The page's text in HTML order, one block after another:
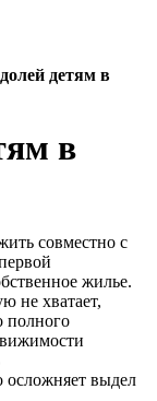
детям в
в
совместно с
жилье.
не хватает,
полного
осложняет выдел